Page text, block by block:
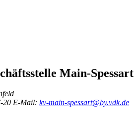
Main-Spessart
20 E-Mail: kv-main-spessart@by.vdk.de